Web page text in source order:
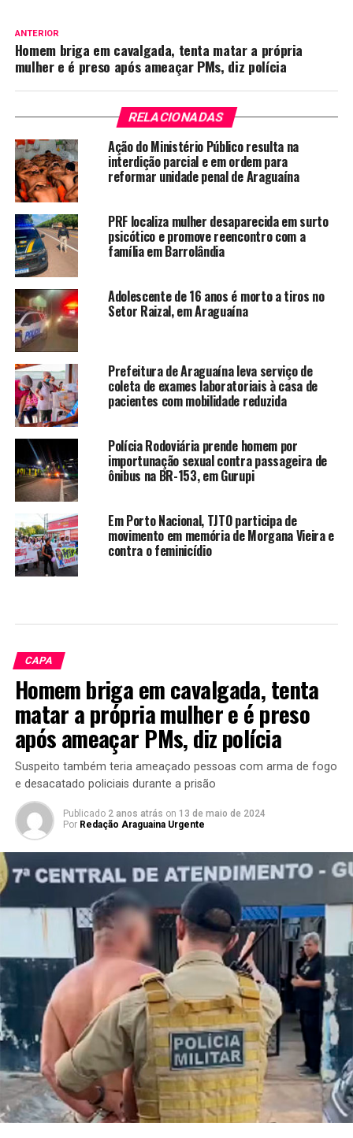
ANTERIOR
Homem briga em cavalgada, tenta matar a própria
mulher e é preso após ameaçar PMs, diz polícia
RELACIONADAS
Ação do Ministério Público resulta na
interdição parcial e em ordem para
reformar unidade penal de Araguaína
PRF localiza mulher desaparecida em surto
psicótico e promove reencontro com a
família em Barrolândia
Adolescente de 16 anos é morto a tiros no
Setor Raizal, em Araguaína
Prefeitura de Araguaína leva serviço de
coleta de exames laboratoriais à casa de
pacientes com mobilidade reduzida
Polícia Rodoviária prende homem por
importunação sexual contra passageira de
ônibus na BR-153, em Gurupi
Em Porto Nacional, TJTO participa de
movimento em memória de Morgana Vieira e
contra o feminicídio
CAPA
Homem briga em cavalgada, tenta
matar a própria mulher e é preso
após ameaçar PMs, diz polícia
Suspeito também teria ameaçado pessoas com arma de fogo
e desacatado policiais durante a prisão
Publicado 2 anos atrás on 13 de maio de 2024
Por Redação Araguaina Urgente